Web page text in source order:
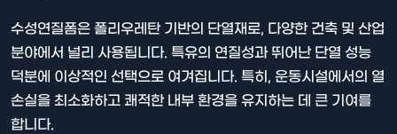
수성연질폼은 폴리우레탄 기반의 단열재로, 다양한 건축 및 산업
분야에서 널리 사용됩니다. 특유의 연질성과 뛰어난 단열 성능
덕분에 이상적인 선택으로 여겨집니다. 특히, 운동시설에서의 열
손실을 최소화하고 쾌적한 내부 환경을 유지하는 데 큰 기여를
합니다.